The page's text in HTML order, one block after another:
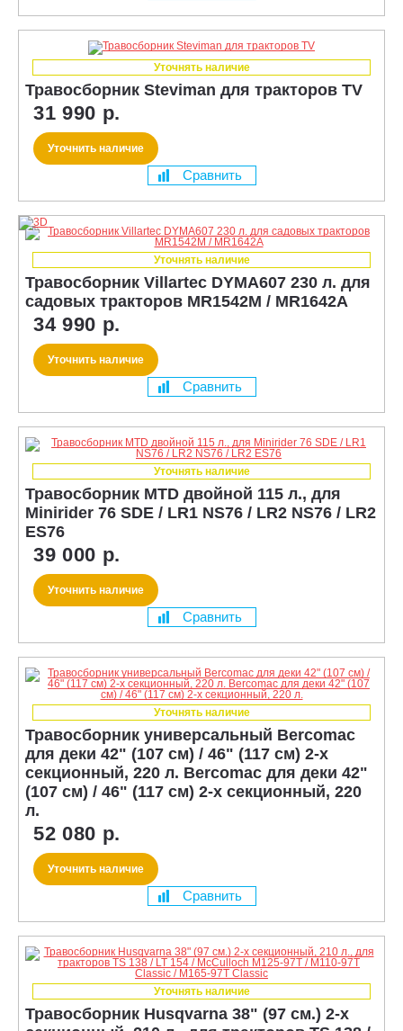
Уточнять наличие
Травосборник Steviman для тракторов TV
31 990 р.
Уточнить наличие
Сравнить
Уточнять наличие
Травосборник Villartec DYMA607 230 л. для
садовых тракторов MR1542M / MR1642А
34 990 р.
Уточнить наличие
Сравнить
Уточнять наличие
Травосборник MTD двойной 115 л., для
Minirider 76 SDE / LR1 NS76 / LR2 NS76 / LR2
ES76
39 000 р.
Уточнить наличие
Сравнить
Уточнять наличие
Травосборник универсальный Bercomac
для деки 42" (107 см) / 46" (117 см) 2-х
секционный, 220 л. Bercomac для деки 42"
(107 см) / 46" (117 см) 2-х секционный, 220
л.
52 080 р.
Уточнить наличие
Сравнить
Уточнять наличие
Травосборник Husqvarna 38" (97 см.) 2-х